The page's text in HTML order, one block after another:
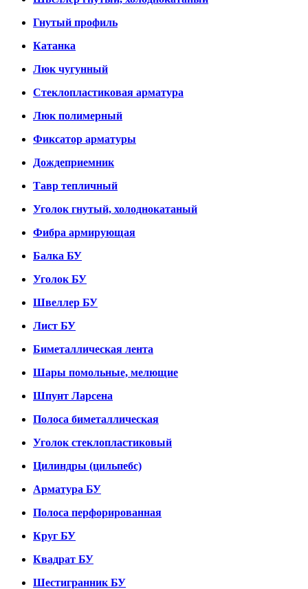
Гнутый профиль
Катанка
Люк чугунный
Стеклопластиковая арматура
Люк полимерный
Фиксатор арматуры
Дождеприемник
Тавр тепличный
Уголок гнутый, холоднокатаный
Фибра армирующая
Балка БУ
Уголок БУ
Швеллер БУ
Лист БУ
Биметаллическая лента
Шары помольные, мелющие
Шпунт Ларсена
Полоса биметаллическая
Уголок стеклопластиковый
Цилиндры (цильпебс)
Арматура БУ
Полоса перфорированная
Круг БУ
Квадрат БУ
Шестигранник БУ